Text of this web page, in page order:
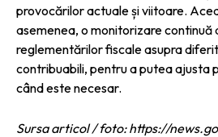
provocărilor actuale și viitoare.
asemenea, o monitorizare continuă
reglementărilor fiscale asupra
contribuabili, pentru a putea ajusta
când este necesar.
Sursa articol / foto: https://